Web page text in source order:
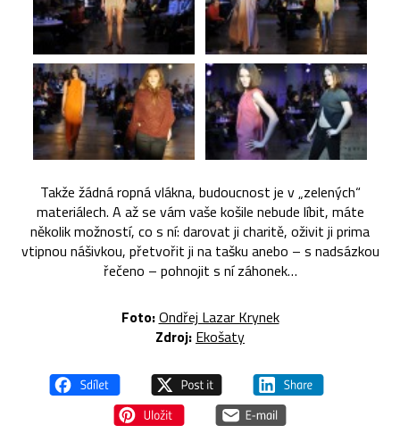
Takže žádná ropná vlákna, budoucnost je v „zelených“
materiálech. A až se vám vaše košile nebude líbit, máte
několik možností, co s ní: darovat ji charitě, oživit ji prima
vtipnou nášivkou, přetvořit ji na tašku anebo – s nadsázkou
řečeno – pohnojit s ní záhonek…
Foto:Ondřej Lazar Krynek
Zdroj: Ekošaty